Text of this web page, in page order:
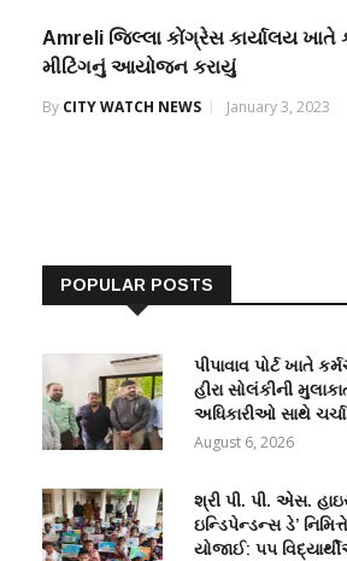
Amreli જિલ્લા કોંગ્રેસ કાર્યાલય ખાતે
મીટિંગનું આયોજન કરાયું
By CITY WATCH NEWS January 3, 2023
POPULAR POSTS
પીપાવાવ પોર્ટ ખાતે
હીરા સોલંકીની
અધિકારીઓ સાથે ચર્ચા
August 6, 2026
શ્રી પી. પી. એસ.
ઇન્ડિપેન્ડન્સ ડે’
યોજાઈ: ૫૫